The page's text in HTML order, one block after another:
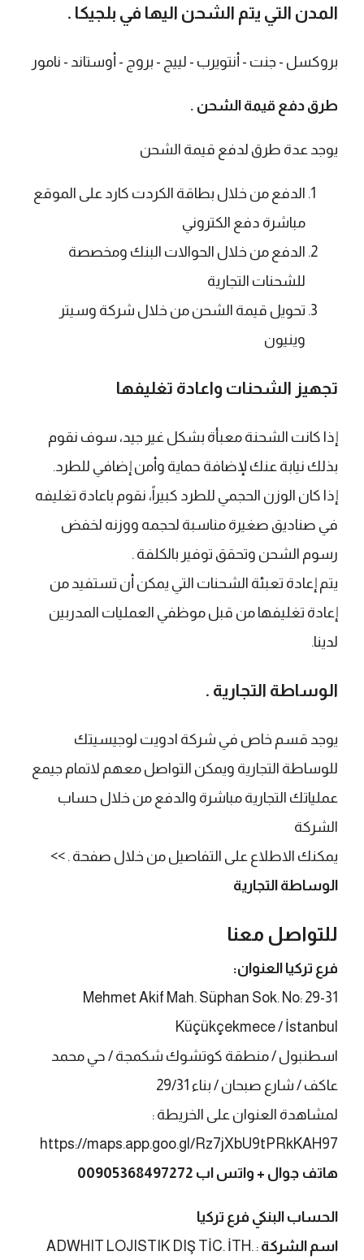
المدن التي يتم الشحن اليها في بلجيكا .
بروكسل - جنت - أنتويرب - لييج - بروج - أوستاند - نامور
طرق دفع قيمة الشحن .
يوجد عدة طرق لدفع قيمة الشحن
الدفع من خلال بطاقة الكردت كارد على الموقع
مباشرة دفع الكتروني
الدفع من خلال الحوالات البنك ومخصصة
للشحنات التجارية
تحويل قيمة الشحن من خلال شركة وسيتر
وينيون
تجهيز الشحنات واعادة تغليفها
إذا كانت الشحنة معبأة بشكل غير جيد، سوف نقوم
بذلك نيابة عنك لإضافة حماية وأمن إضافي للطرد.
إذا كان الوزن الحجمي للطرد كبيراً، نقوم باعادة تغليفه
في صناديق صغيرة مناسبة لحجمه ووزنه لخفض
رسوم الشحن وتحقق توفير بالكلفة .
يتم إعادة تعبئة الشحنات التي يمكن أن تستفيد من
إعادة تغليفها من قبل موظفي العمليات المدربين
لدينا.
الوساطة التجارية .
يوجد قسم خاص في شركة ادويت لوجيسيتك
للوساطة التجارية ويمكن التواصل معهم لاتمام جيمع
عملياتك التجارية مباشرة والدفع من خلال حساب
الشركة
يمكنك الاطلاع على التفاصيل من خلال صفحة . >>
الوساطة التجارية
للتواصل معنا
فرع تركيا العنوان:
Mehmet Akif Mah. Süphan Sok. No: 29-31
Küçükçekmece / İstanbul
اسطنبول / منطقة كوتشوك شكمجة / حي محمد
عاكف / شارع صبحان / بناء 29/31
لمشاهدة العنوان على الخريطة :
https://maps.app.goo.gl/Rz7jXbU9tPRkKAH97
هاتف جوال + واتس اب 00905368497272
الحساب البنكي فرع تركيا
اسم الشركة : ADWHIT LOJISTIK DIŞ TİC. İTH.